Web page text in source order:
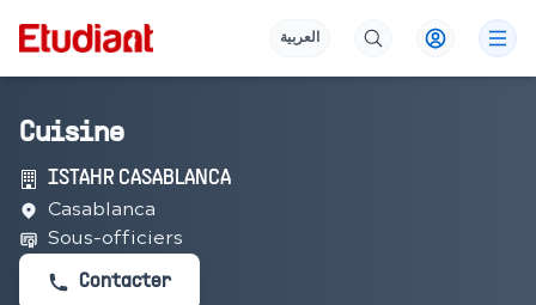
العربية
Cuisine
ISTAHR CASABLANCA
Casablanca
Sous-officiers
Contacter